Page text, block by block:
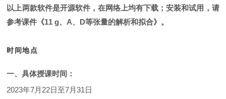
以上两款软件是开源软件，在网络上均有下载；安装和试用，请
参考课件《11 g、A、D等张量的解析和拟合》。
时间地点
一、具体授课时间：
2023年7月22日至7月31日